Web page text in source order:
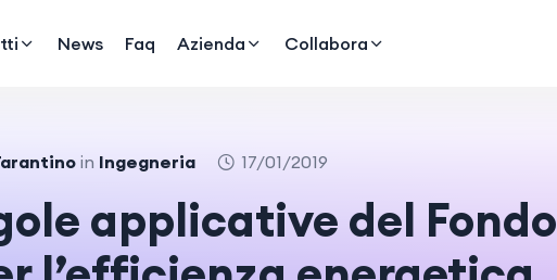
News Faq Azienda Collabora
in Ingegneria 17/01/2019
applicative del Fondo